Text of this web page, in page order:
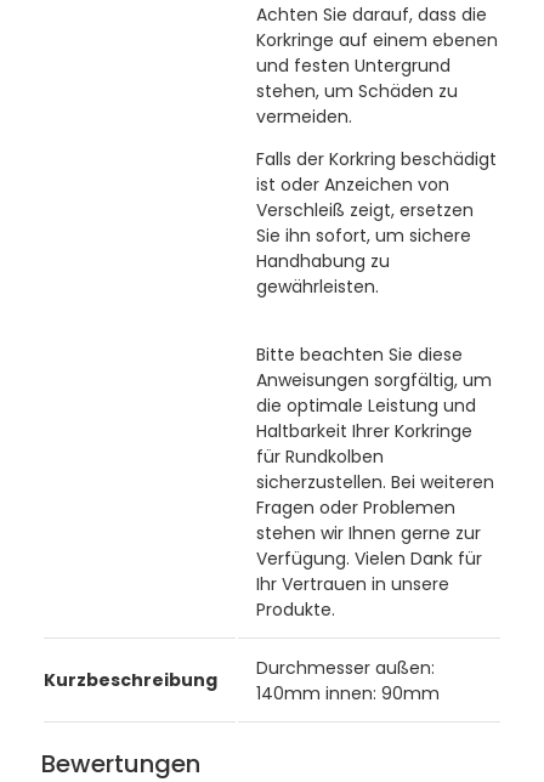
Achten Sie darauf, dass die
Korkringe auf einem ebenen
und festen Untergrund
stehen, um Schäden zu
vermeiden.
Falls der Korkring beschädigt
ist oder Anzeichen von
Verschleiß zeigt, ersetzen
Sie ihn sofort, um sichere
Handhabung zu
gewährleisten.
Bitte beachten Sie diese
Anweisungen sorgfältig, um
die optimale Leistung und
Haltbarkeit Ihrer Korkringe
für Rundkolben
sicherzustellen. Bei weiteren
Fragen oder Problemen
stehen wir Ihnen gerne zur
Verfügung. Vielen Dank für
Ihr Vertrauen in unsere
Produkte.
Kurzbeschreibung
Durchmesser außen:
140mm innen: 90mm
Bewertungen